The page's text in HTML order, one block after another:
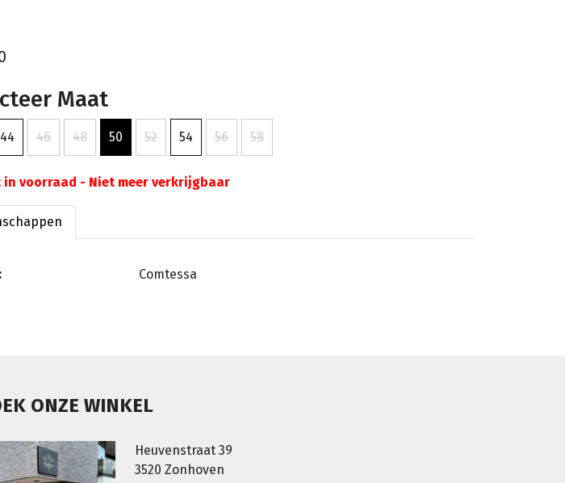
Maat
44 46 48 50 52 54 56 58
in voorraad - Niet meer verkrijgbaar
Comtessa
ONZE WINKEL
Heuvenstraat 39
3520 Zonhoven